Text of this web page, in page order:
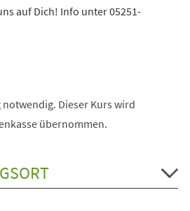
auf Dich! Info unter 05251-
Dieser Kurs wird
übernommen.